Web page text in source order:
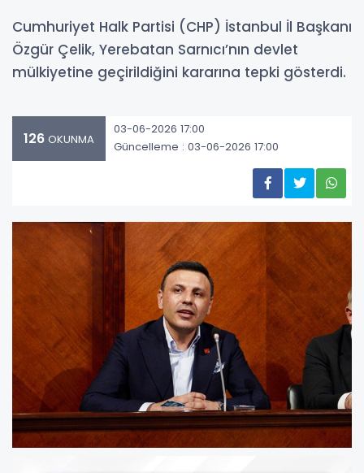
Cumhuriyet Halk Partisi (CHP) İstanbul İl Başkanı
Özgür Çelik, Yerebatan Sarnıcı’nın devlet
mülkiyetine geçirildiğini kararına tepki gösterdi.
126 OKUNMA
03-06-2026 17:00
Güncelleme : 03-06-2026 17:00